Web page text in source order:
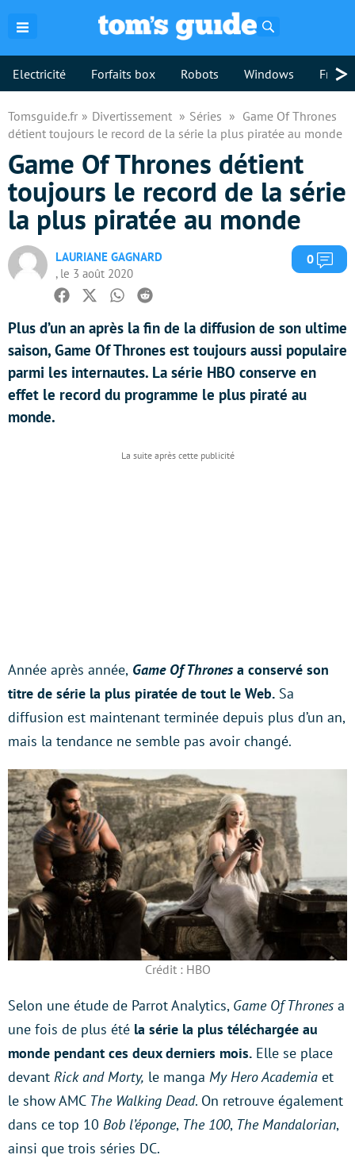
Electricité Forfaits box Robots Windows >
Tomsguide.fr Divertissement Séries
Game Of Thrones
détient toujours le record de la série la plus piratée au monde
Game Of Thrones détient
toujours le record de la série
la plus piratée au monde
LAURIANE GAGNARD
, le 3 août 2020
0
Facebook
TwitterWhatsapp
Reddit
Plus d’un an après la fin de la diffusion de son ultime
saison, Game Of Thrones est toujours aussi populaire
parmi les internautes. La série HBO conserve en
effet le record du programme le plus piraté au
monde.
Année après année, Game Of Thrones a conservé son
titre de série la plus piratée de tout le Web. Sa
diffusion est maintenant terminée depuis plus d’un an,
mais la tendance ne semble pas avoir changé.
Crédit : HBO
Selon une étude de Parrot Analytics, Game Of Thrones a
une fois de plus été la série la plus téléchargée au
monde pendant ces deux derniers mois. Elle se place
devant Rick and Morty, le manga My Hero Academia et
le show AMC The Walking Dead. On retrouve également
dans ce top 10 Bob l’éponge, The 100, The Mandalorian,
ainsi que trois séries DC.